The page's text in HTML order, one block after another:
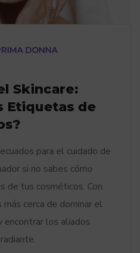
DONNA
Skincare:
Etiquetas de
para el cuidado de
si no sabes cómo
de tus cosméticos. Con
cerca de dominar el
los aliados